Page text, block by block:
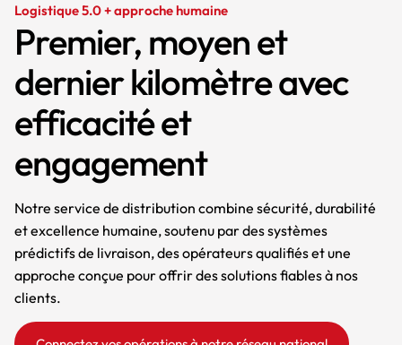
Logistique 5.0 + approche humaine
Premier, moyen et
dernier kilomètre avec
efficacité et
engagement
Notre service de distribution combine sécurité, durabilité
et excellence humaine, soutenu par des systèmes
prédictifs de livraison, des opérateurs qualifiés et une
approche conçue pour offrir des solutions fiables à nos
clients.